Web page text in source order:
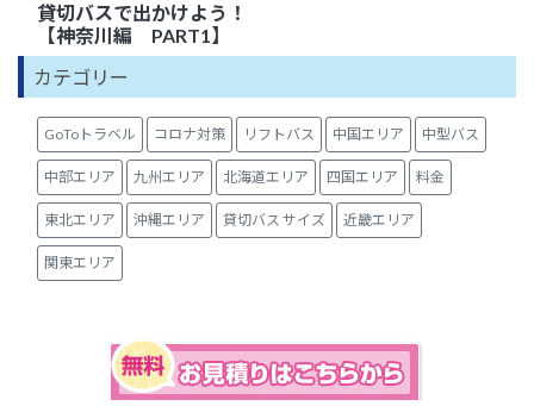
貸切バスで出かけよう！
【神奈川編 PART1】
カテゴリー
GoToトラベル コロナ対策 リフトバス 中国エリア 中型バス
中部エリア 九州エリア 北海道エリア 四国エリア 料金
東北エリア 沖縄エリア 貸切バス サイズ 近畿エリア
関東エリア